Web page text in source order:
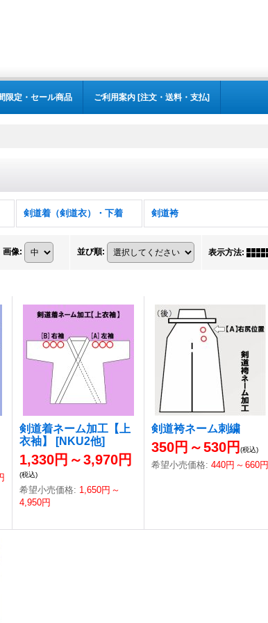
限定・セール商品 ご利用案内 [注文・送料・支払]
剣道着（剣道衣）・下着 剣道袴
画像: 並び順: 表示方法:
剣道着ネーム加工【上
衣袖】
[NKU2他]
1,330円 ～3,970円
(税込)
希望小売価格: 1,650円 ～
4,950円
剣道袴ネーム刺繍
350円 ～530円(税込)
希望小売価格: 440円 ～ 660円